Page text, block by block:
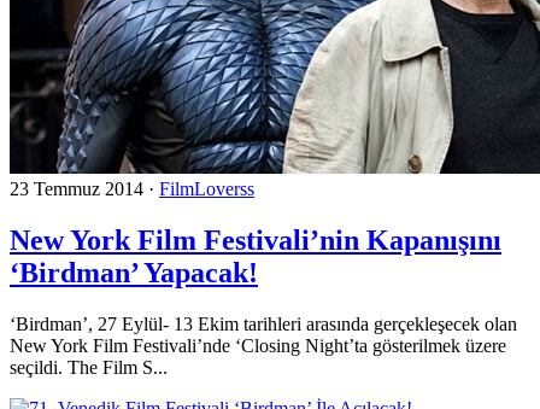
23 Temmuz 2014 · FilmLoverss
New York Film Festivali’nin Kapanışını
‘Birdman’ Yapacak!
‘Birdman’, 27 Eylül- 13 Ekim tarihleri arasında gerçekleşecek olan
New York Film Festivali’nde ‘Closing Night’ta gösterilmek üzere
seçildi. The Film S...